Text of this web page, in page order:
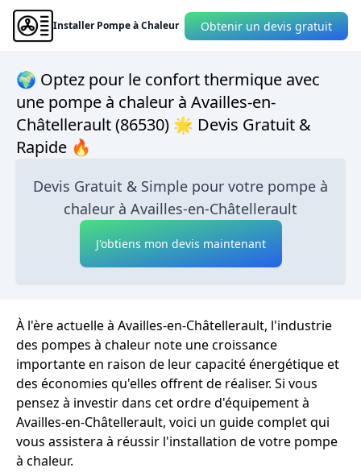
Installer Pompe à Chaleur Obtenir un devis gratuit
🌍 Optez pour le confort thermique avec
une pompe à chaleur à Availles-en-
Châtellerault (86530) 🌟 Devis Gratuit &
Rapide 🔥
Devis Gratuit & Simple pour votre pompe à
chaleur à Availles-en-Châtellerault
J'obtiens mon devis maintenant
À l'ère actuelle à Availles-en-Châtellerault, l'industrie
des pompes à chaleur note une croissance
importante en raison de leur capacité énergétique et
des économies qu'elles offrent de réaliser. Si vous
pensez à investir dans cet ordre d'équipement à
Availles-en-Châtellerault, voici un guide complet qui
vous assistera à réussir l'installation de votre pompe
à chaleur.